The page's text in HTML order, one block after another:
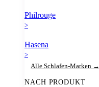
Philrouge
>
Hasena
>
Alle Schlafen-Marken →
NACH PRODUKT